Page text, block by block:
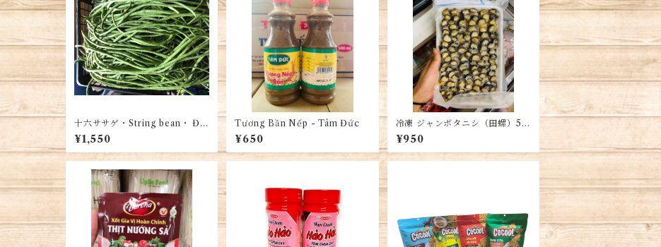
十六ササゲ・String bean・ Đỗ
dài 1kg
¥1,550
Tương Bần Nếp - Tâm Đức
¥650
冷凍 ジャンボタニシ（田螺）50
0g (1袋)・Apple Snail・Ốc Bư
ơu
¥950